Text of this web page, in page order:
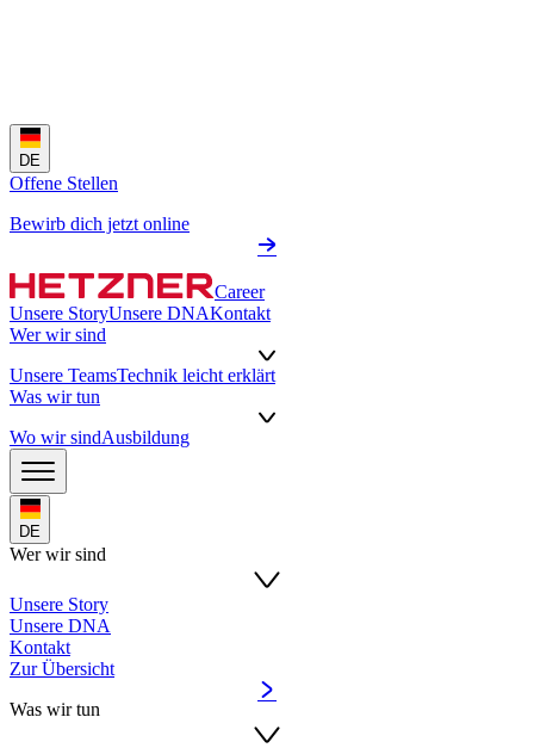
DE
Offene Stellen
Bewirb dich jetzt online
Career
Unsere StoryUnsere DNAKontakt
Wer wir sind
Unsere TeamsTechnik leicht erklärt
Was wir tun
Wo wir sindAusbildung
DE
Wer wir sind
Unsere Story
Unsere DNA
Kontakt
Zur Übersicht
Was wir tun